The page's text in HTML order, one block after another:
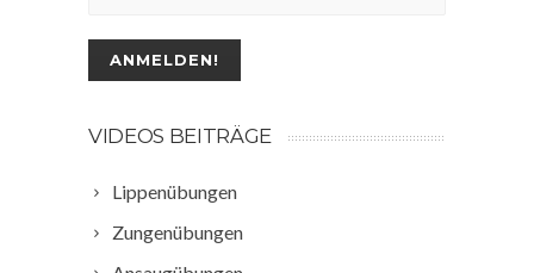
VIDEOS BEITRÄGE
Lippenübungen
Zungenübungen